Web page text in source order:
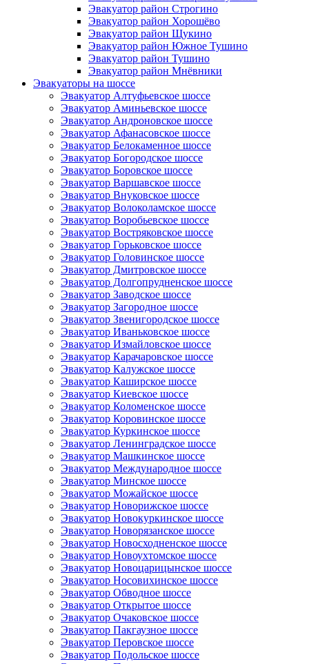
Эвакуатор район Строгино
Эвакуатор район Хорошёво
Эвакуатор район Щукино
Эвакуатор район Южное Тушино
Эвакуатор район Тушино
Эвакуатор район Мнёвники
Эвакуаторы на шоссе
Эвакуатор Алтуфьевское шоссе
Эвакуатор Аминьевское шоссе
Эвакуатор Андроновское шоссе
Эвакуатор Афанасовское шоссе
Эвакуатор Белокаменное шоссе
Эвакуатор Богородское шоссе
Эвакуатор Боровское шоссе
Эвакуатор Варшавское шоссе
Эвакуатор Внуковское шоссе
Эвакуатор Волоколамское шоссе
Эвакуатор Воробьевское шоссе
Эвакуатор Востряковское шоссе
Эвакуатор Горьковское шоссе
Эвакуатор Головинское шоссе
Эвакуатор Дмитровское шоссе
Эвакуатор Долгопрудненское шоссе
Эвакуатор Заводское шоссе
Эвакуатор Загородное шоссе
Эвакуатор Звенигородское шоссе
Эвакуатор Иваньковское шоссе
Эвакуатор Измайловское шоссе
Эвакуатор Карачаровское шоссе
Эвакуатор Калужское шоссе
Эвакуатор Каширское шоссе
Эвакуатор Киевское шоссе
Эвакуатор Коломенское шоссе
Эвакуатор Коровинское шоссе
Эвакуатор Куркинское шоссе
Эвакуатор Ленинградское шоссе
Эвакуатор Машкинское шоссе
Эвакуатор Международное шоссе
Эвакуатор Минское шоссе
Эвакуатор Можайское шоссе
Эвакуатор Новорижское шоссе
Эвакуатор Новокуркинское шоссе
Эвакуатор Новорязанское шоссе
Эвакуатор Новосходненское шоссе
Эвакуатор Новоухтомское шоссе
Эвакуатор Новоцарицынское шоссе
Эвакуатор Носовихинское шоссе
Эвакуатор Обводное шоссе
Эвакуатор Открытое шоссе
Эвакуатор Очаковское шоссе
Эвакуатор Пакгаузное шоссе
Эвакуатор Перовское шоссе
Эвакуатор Подольское шоссе